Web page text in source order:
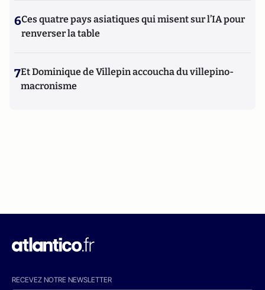
6Ces quatre pays asiatiques qui misent sur l’IA pour
renverser la table
7Et Dominique de Villepin accoucha du villepino-
macronisme
RECEVEZ NOTRE NEWSLETTER